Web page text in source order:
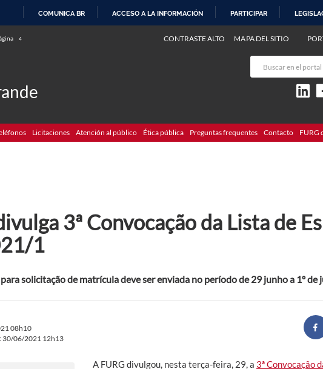
COMUNICA BR ACCESO A LA INFORMACIÓN PARTICIPAR
4 CONTRASTE ALTO MAPA DEL SITIO
Licitaciones Atención al público Ética pública Preguntas frequentes Contacto FURG
3ª Convocação da Lista de
1
solicitação de matrícula deve ser enviada no período de 29 junho a 1º de
08h10
30/06/2021 12h13
A FURG divulgou, nesta terça-feira, 29, a 3ª Convocação